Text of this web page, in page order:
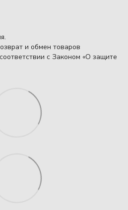
и обмен товаров
с Законом «О защите